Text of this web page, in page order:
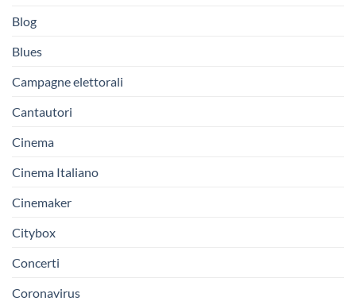
Blog
Blues
Campagne elettorali
Cantautori
Cinema
Cinema Italiano
Cinemaker
Citybox
Concerti
Coronavirus